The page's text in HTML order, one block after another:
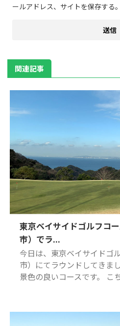
ールアドレス、サイトを保存する。
関連記事
東京ベイサイドゴルフコ
市）でラ...
今日は、東京ベイサイドゴ
市）にてラウンドしてきま
景色の良いコースです。 こ